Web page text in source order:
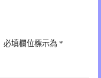
必填欄位標示為 *